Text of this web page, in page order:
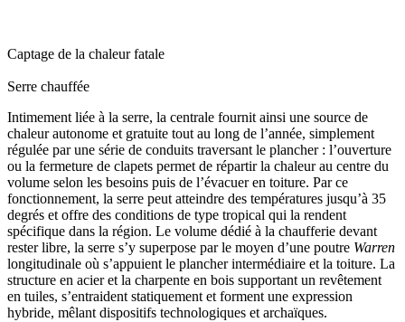
Captage de la chaleur fatale
Serre chauffée
Intimement liée à la serre, la centrale fournit ainsi une source de
chaleur autonome et gratuite tout au long de l’année, simplement
régulée par une série de conduits traversant le plancher : l’ouverture
ou la fermeture de clapets permet de répartir la chaleur au centre du
volume selon les besoins puis de l’évacuer en toiture. Par ce
fonctionnement, la serre peut atteindre des tempéra­tures jusqu’à 35
degrés et offre des conditions de type tropical qui la rendent
spécifique dans la région. Le volume dédié à la chaufferie devant
rester libre, la serre s’y superpose par le moyen d’une poutre Warren
longitudi­nale où s’appuient le plancher intermédiaire et la toiture. La
structure en acier et la charpente en bois suppor­tant un revêtement
en tuiles, s’entraident statiquement et forment une expression
hybride, mêlant dispositifs technologiques et archaïques.